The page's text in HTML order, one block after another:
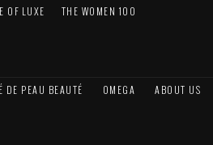
OF LUXE THE WOMEN 100
DE PEAU BEAUTÉ OMEGA ABOUT US